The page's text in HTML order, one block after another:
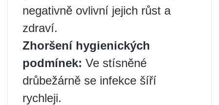
negativně ovlivní jejich růst a
zdraví.
Zhoršení hygienických
podmínek: Ve stísněné
drůbežárně se infekce šíří
rychleji.